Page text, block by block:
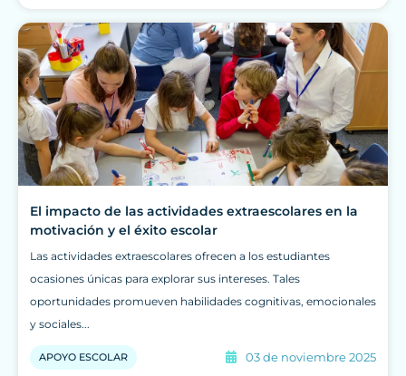
El impacto de las actividades extraescolares en la
motivación y el éxito escolar
Las actividades extraescolares ofrecen a los estudiantes
ocasiones únicas para explorar sus intereses. Tales
oportunidades promueven habilidades cognitivas, emocionales
y sociales...
APOYO ESCOLAR 03 de noviembre 2025